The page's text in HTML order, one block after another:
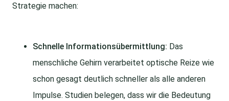
Strategie machen:
Schnelle Informationsübermittlung: Das
menschliche Gehirn verarbeitet optische Reize wie
schon gesagt deutlich schneller als alle anderen
Impulse. Studien belegen, dass wir die Bedeutung